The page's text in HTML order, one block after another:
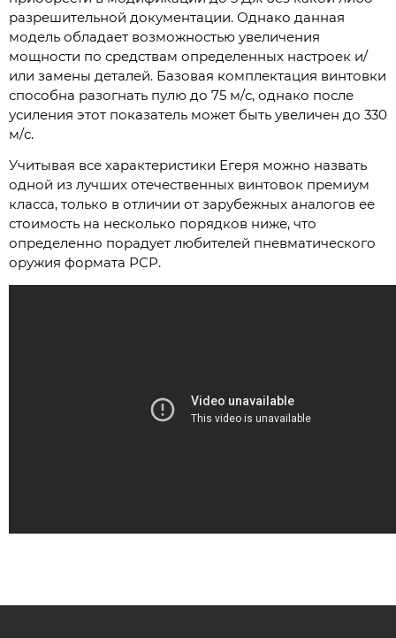
разрешительной документации. Однако данная
модель обладает возможностью увеличения
мощности по средствам определенных настроек и/
или замены деталей. Базовая комплектация винтовки
способна разогнать пулю до 75 м/с, однако после
усиления этот показатель может быть увеличен до 330
м/с.
Учитывая все характеристики Егеря можно назвать
одной из лучших отечественных винтовок премиум
класса, только в отличии от зарубежных аналогов ее
стоимость на несколько порядков ниже, что
определенно порадует любителей пневматического
оружия формата РСР.